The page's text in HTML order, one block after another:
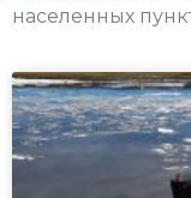
населенных